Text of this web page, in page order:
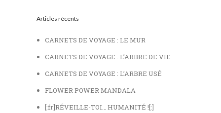
Articles récents
CARNETS DE VOYAGE : LE MUR
CARNETS DE VOYAGE : L’ARBRE DE VIE
CARNETS DE VOYAGE : L’ARBRE USÉ
FLOWER POWER MANDALA
[:fr]RÉVEILLE-TOI… HUMANITÉ ![:]